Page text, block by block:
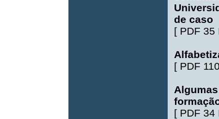
de caso
[ PDF 35
[ PDF
[ PDF 34